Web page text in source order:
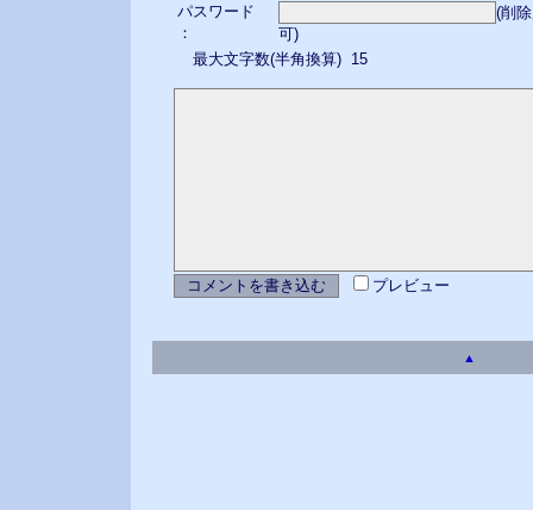
パスワード
：
(削
可)
最大文字数(半角換算) 15
プレビュー
▲